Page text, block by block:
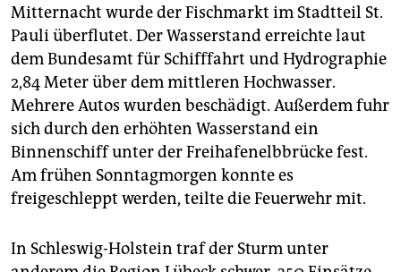
Mitternacht wurde der Fischmarkt im Stadtteil St.
Pauli überflutet. Der Wasserstand erreichte laut
dem Bundesamt für Schifffahrt und Hydrographie
2,84 Meter über dem mittleren Hochwasser.
Mehrere Autos wurden beschädigt. Außerdem fuhr
sich durch den erhöhten Wasserstand ein
Binnenschiff unter der Freihafenelbbrücke fest.
Am frühen Sonntagmorgen konnte es
freigeschleppt werden, teilte die Feuerwehr mit.
In Schleswig-Holstein traf der Sturm unter